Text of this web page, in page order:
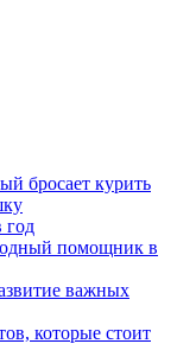
бросает курить
год
помощник в
важных
которые стоит